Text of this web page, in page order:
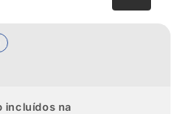
incluídos na